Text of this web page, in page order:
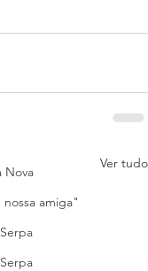
Nova
amiga"
Ver tudo